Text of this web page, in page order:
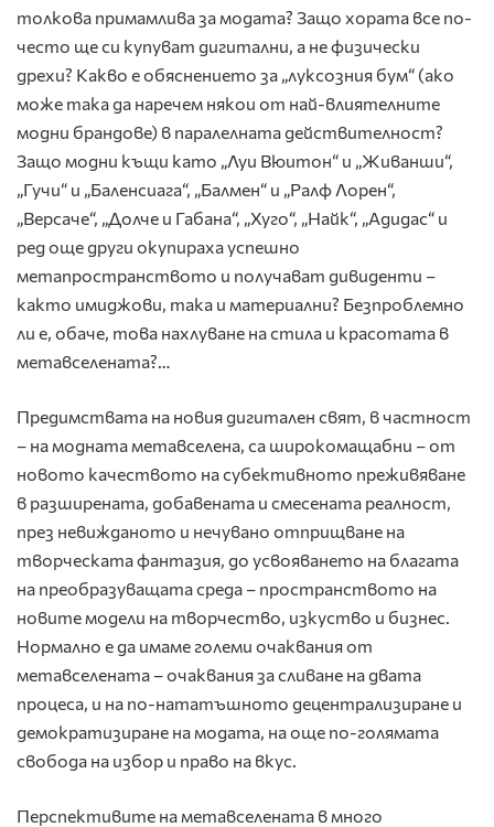
толкова примамлива за модата? Защо хората все по-
често ще си купуват дигитални, а не физически
дрехи? Какво е обяснението за „луксозния бум“ (ако
може така да наречем някои от най-влиятелните
модни брандове) в паралелната действителност?
Защо модни къщи като „Луи Вюитон“ и „Живанши“,
„Гучи“ и „Баленсиага“, „Балмен“ и „Ралф Лорен“,
„Версаче“, „Долче и Габана“, „Хуго“, „Найк“, „Адидас“ и
ред още други окупираха успешно
метапространството и получават дивиденти –
както имиджови, така и материални? Безпроблемно
ли е, обаче, това нахлуване на стила и красотата в
метавселената?…
Предимствата на новия дигитален свят, в частност
– на модната метавселена, са широкомащабни – от
новото качеството на субективното преживяване
в разширената, добавената и смесената реалност,
през невижданото и нечувано отприщване на
творческата фантазия, до усвояването на благата
на преобразуващата среда – пространството на
новите модели на творчество, изкуство и бизнес.
Нормално е да имаме големи очаквания от
метавселената – очаквания за сливане на двата
процеса, и на по-нататъшното децентрализиране и
демократизиране на модата, на още по-голямата
свобода на избор и право на вкус.
Перспективите на метавселената в много